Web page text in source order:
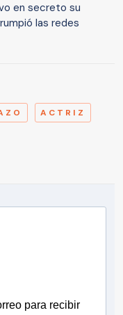
en secreto su
las redes
ACTRIZ
para recibir